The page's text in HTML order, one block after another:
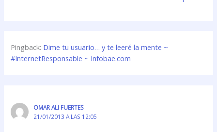
Pingback: Dime tu usuario… y te leeré la mente ~
#InternetResponsable ~ Infobae.com
OMAR ALI FUERTES
21/01/2013 A LAS 12:05